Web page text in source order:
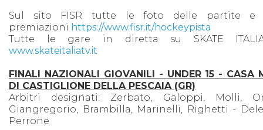
Sul sito FISR tutte le foto delle partite e
premiazioni https://www.fisr.it/hockeypista
Tutte le gare in diretta su SKATE
www.skateitaliatv.it
FINALI NAZIONALI GIOVANILI - UNDER 15 - CASA
DI CASTIGLIONE DELLA PESCAIA (GR)
Arbitri designati: Zerbato, Galoppi, Molli,
Giangregorio, Brambilla, Marinelli, Righetti -
Perrone